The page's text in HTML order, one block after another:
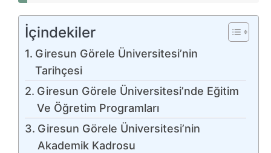
İçindekiler
Giresun Görele Üniversitesi’nin
Tarihçesi
Giresun Görele Üniversitesi’nde Eğitim
Ve Öğretim Programları
Giresun Görele Üniversitesi’nin
Akademik Kadrosu